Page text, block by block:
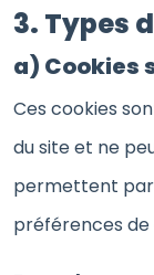
3. Types
a) Cookies
Ces cookies
du site et ne
permettent par
préférences